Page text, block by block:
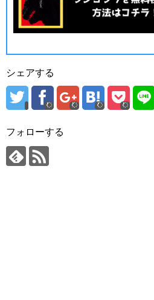
シェアする
フォローする